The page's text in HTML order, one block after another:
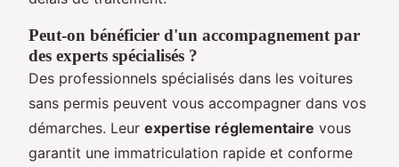
Peut-on bénéficier d'un accompagnement par
des experts spécialisés ?
Des professionnels spécialisés dans les voitures
sans permis peuvent vous accompagner dans vos
démarches. Leur expertise réglementaire vous
garantit une immatriculation rapide et conforme